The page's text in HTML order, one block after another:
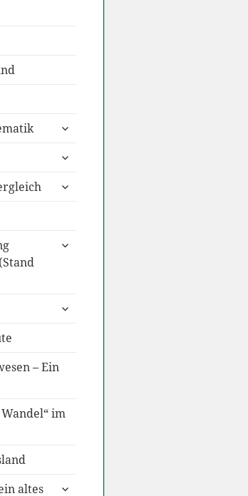
untermenü
untermenü
untermenü
untermenü
untermenü
– Ein
im
altes
untermenü